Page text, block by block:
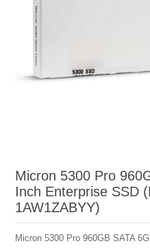
Micron 5300 Pro
Inch Enterprise SSD
1AW1ZABYY)
Micron 5300 Pro 960GB SATA